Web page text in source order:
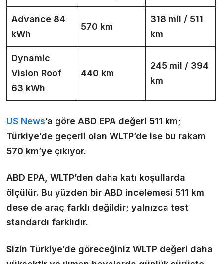
Advance 84
kWh
570 km
318 mil / 511
km
Dynamic
Vision Roof
63 kWh
440 km
245 mil / 394
km
US News‘a göre ABD EPA değeri 511 km;
Türkiye’de geçerli olan WLTP’de ise bu rakam
570 km’ye çıkıyor.
ABD EPA, WLTP’den daha katı koşullarda
ölçülür. Bu yüzden bir ABD incelemesi 511 km
dese de araç farklı değildir; yalnızca test
standardı farklıdır.
Sizin Türkiye’de göreceğiniz WLTP değeri daha